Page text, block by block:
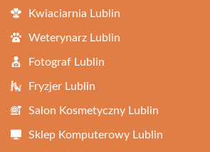
Kwiaciarnia Lublin
Weterynarz Lublin
Fotograf Lublin
Fryzjer Lublin
Salon Kosmetyczny Lublin
Sklep Komputerowy Lublin